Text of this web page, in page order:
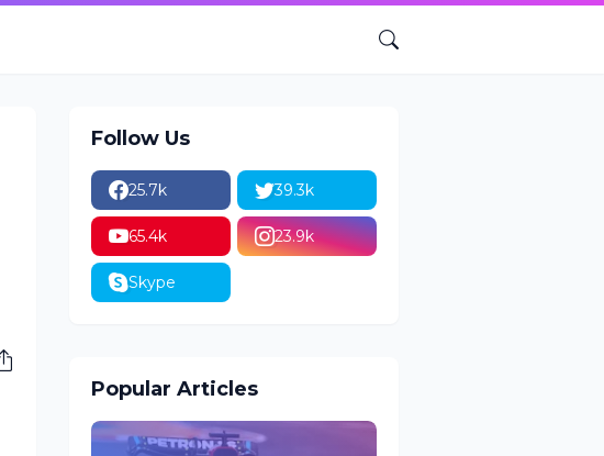
Follow Us
25.7k 39.3k
65.4k 23.9k
Skype
Popular Articles